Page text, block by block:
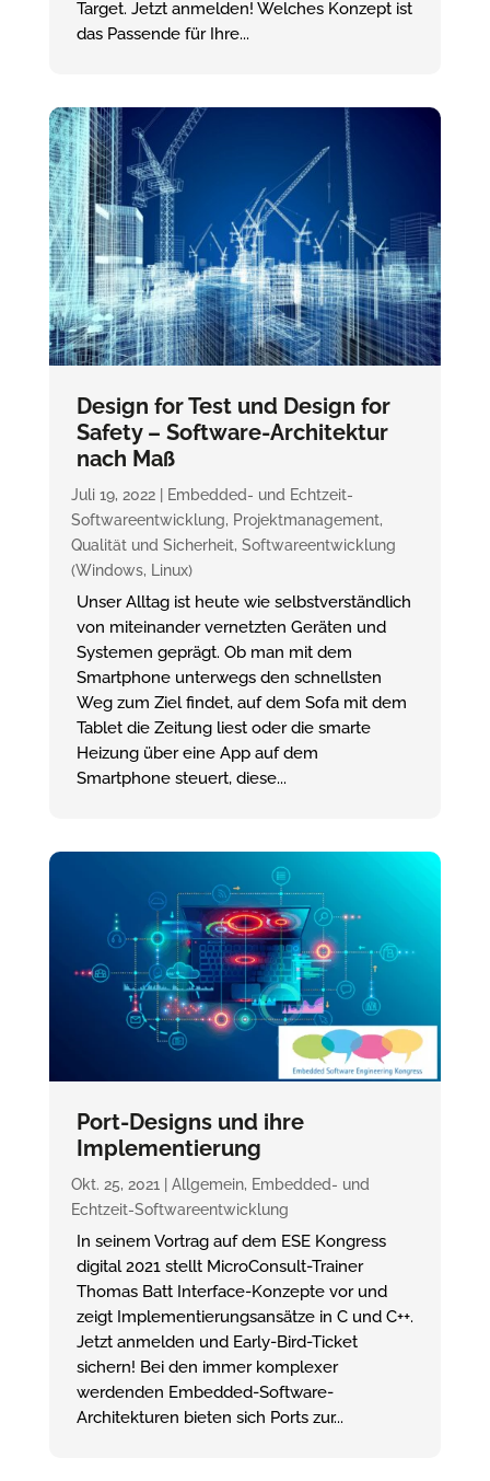
Target. Jetzt anmelden! Welches Konzept ist
das Passende für Ihre...
Design for Test und Design for
Safety – Software-Architektur
nach Maß
Juli 19, 2022|
Embedded- und Echtzeit-
Softwareentwicklung, Projektmanagement,
Qualität und Sicherheit, Softwareentwicklung
(Windows, Linux)
Unser Alltag ist heute wie selbstverständlich
von miteinander vernetzten Geräten und
Systemen geprägt. Ob man mit dem
Smartphone unterwegs den schnellsten
Weg zum Ziel findet, auf dem Sofa mit dem
Tablet die Zeitung liest oder die smarte
Heizung über eine App auf dem
Smartphone steuert, diese...
Port-Designs und ihre
Implementierung
Okt. 25, 2021 Allgemein, Embedded- und
Echtzeit-Softwareentwicklung
In seinem Vortrag auf dem ESE Kongress
digital 2021 stellt MicroConsult-Trainer
Thomas Batt Interface-Konzepte vor und
zeigt Implementierungsansätze in C und C++.
Jetzt anmelden und Early-Bird-Ticket
sichern! Bei den immer komplexer
werdenden Embedded-Software-
Architekturen bieten sich Ports zur...